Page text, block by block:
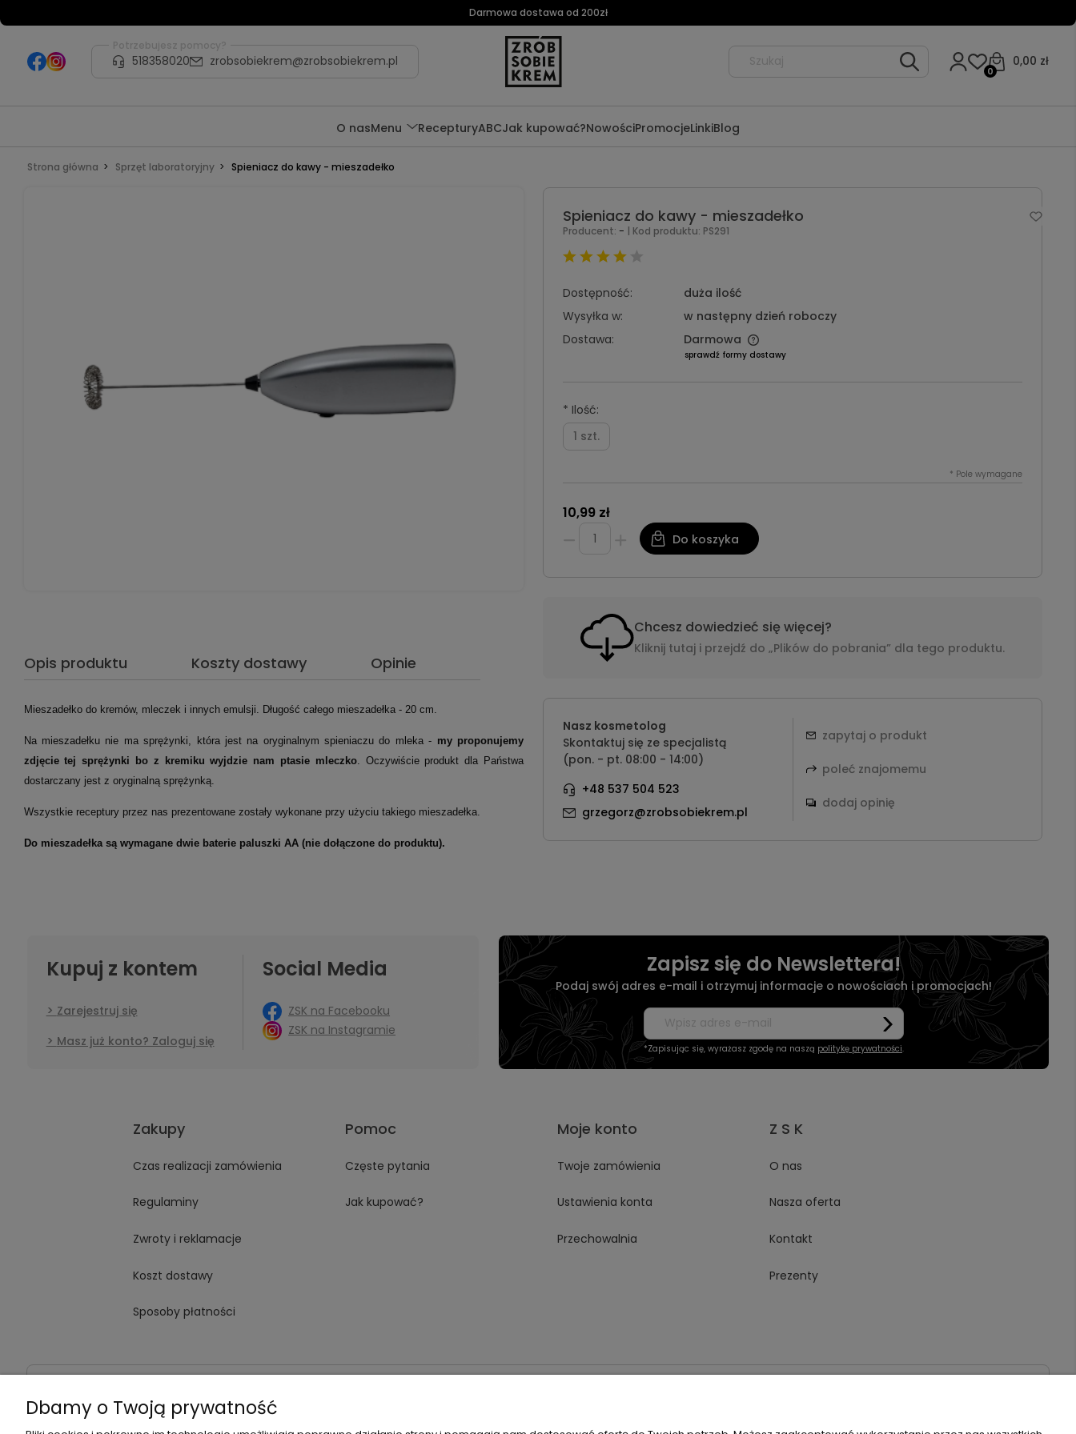
Darmowa dostawa od 200zł
Potrzebujesz pomocy?
518358020 zrobsobiekrem@zrobsobiekrem.pl 0,00 zł
0
O nasMenu RecepturyABCJak kupować?NowościPromocjeLinkiBlog
Strona główna Sprzęt laboratoryjny Spieniacz do kawy - mieszadełko
Opis produktu Koszty dostawy Opinie
Mieszadełko do kremów, mleczek i innych emulsji. Długość całego mieszadełka - 20 cm.
Na mieszadełku nie ma sprężynki, która jest na oryginalnym spieniaczu do mleka - my proponujemy
zdjęcie tej sprężynki bo z kremiku wyjdzie nam ptasie mleczko. Oczywiście produkt dla Państwa
dostarczany jest z oryginalną sprężynką.
Wszystkie receptury przez nas prezentowane zostały wykonane przy użyciu takiego mieszadełka.
Do mieszadełka są wymagane dwie baterie paluszki AA (nie dołączone do produktu).
Spieniacz do kawy - mieszadełko
Producent: - | Kod produktu: PS291
Dostępność:
duża ilość
Wysyłka w:
w następny dzień roboczy
Dostawa:
Darmowa
sprawdź formy dostawy
* Ilość:
1 szt.
* Pole wymagane
10,99 zł
Do koszyka
Chcesz dowiedzieć się więcej?
Kliknij tutaj i przejdź do „Plików do pobrania” dla tego produktu.
Nasz kosmetolog
Skontaktuj się ze specjalistą
(pon. - pt. 08:00 - 14:00)
+48 537 504 523
grzegorz@zrobsobiekrem.pl
zapytaj o produkt
poleć znajomemu
dodaj opinię
Kupuj z kontem
Zarejestruj się
Masz już konto? Zaloguj się
Social Media
ZSK na Facebooku
ZSK na Instagramie
Zapisz się do Newslettera!
Podaj swój adres e-mail i otrzymuj informacje o nowościach i promocjach!
*Zapisując się, wyrażasz zgodę na naszą politykę prywatności.
Zakupy
Czas realizacji zamówienia
Regulaminy
Zwroty i reklamacje
Koszt dostawy
Sposoby płatności
Pomoc
Częste pytania
Jak kupować?
Moje konto
Twoje zamówienia
Ustawienia konta
Przechowalnia
Z S K
O nas
Nasza oferta
Kontakt
Prezenty
Dbamy o Twoją prywatność